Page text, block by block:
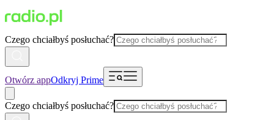
Czego chciałbyś posłuchać?
Otwórz appOdkryj Prime
Czego chciałbyś posłuchać?